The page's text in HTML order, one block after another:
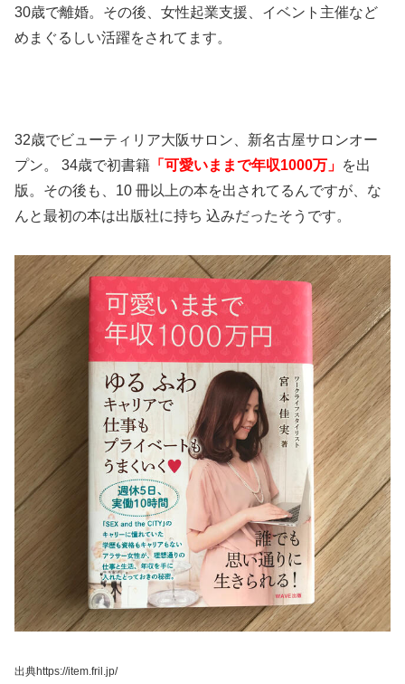
30歳で離婚。その後、女性起業支援、イベント主催など
めまぐるしい活躍をされてます。
32歳でビューティリア大阪サロン、新名古屋サロンオー
プン。 34歳で初書籍 「可愛いままで年収1000万」 を出
版。その後も、10 冊以上の本を出されてるんですが、な
んと最初の本は出版社に持ち 込みだったそうです。
出典https://item.fril.jp/